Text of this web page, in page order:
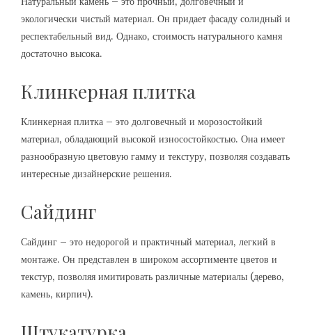
экологически чистый материал. Он придает фасаду солидный и
респектабельный вид. Однако‚ стоимость натурального камня
достаточно высока.
Клинкерная плитка
Клинкерная плитка – это долговечный и морозостойкий
материал‚ обладающий высокой износостойкостью. Она имеет
разнообразную цветовую гамму и текстуру‚ позволяя создавать
интересные дизайнерские решения.
Сайдинг
Сайдинг – это недорогой и практичный материал‚ легкий в
монтаже. Он представлен в широком ассортименте цветов и
текстур‚ позволяя имитировать различные материалы (дерево‚
камень‚ кирпич).